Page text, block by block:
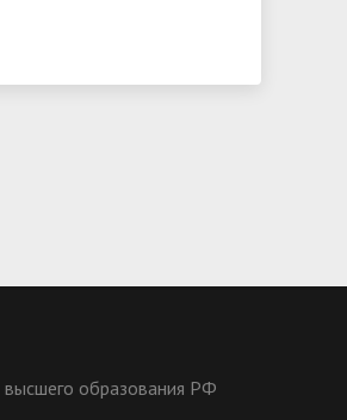
высшего образования РФ